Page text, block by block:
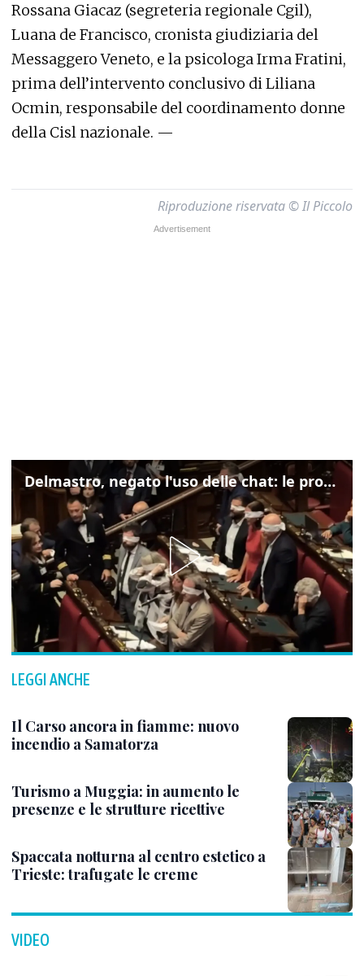
Rossana Giacaz (segreteria regionale Cgil),
Luana de Francisco, cronista giudiziaria del
Messaggero Veneto, e la psicologa Irma Fratini,
prima dell’intervento conclusivo di Liliana
Ocmin, responsabile del coordinamento donne
della Cisl nazionale. —
Riproduzione riservata © Il Piccolo
Delmastro, negato l'uso delle chat: le proteste di Avs e M5s
LEGGI ANCHE
Il Carso ancora in fiamme: nuovo
incendio a Samatorza
Turismo a Muggia: in aumento le
presenze e le strutture ricettive
Spaccata notturna al centro estetico a
Trieste: trafugate le creme
VIDEO